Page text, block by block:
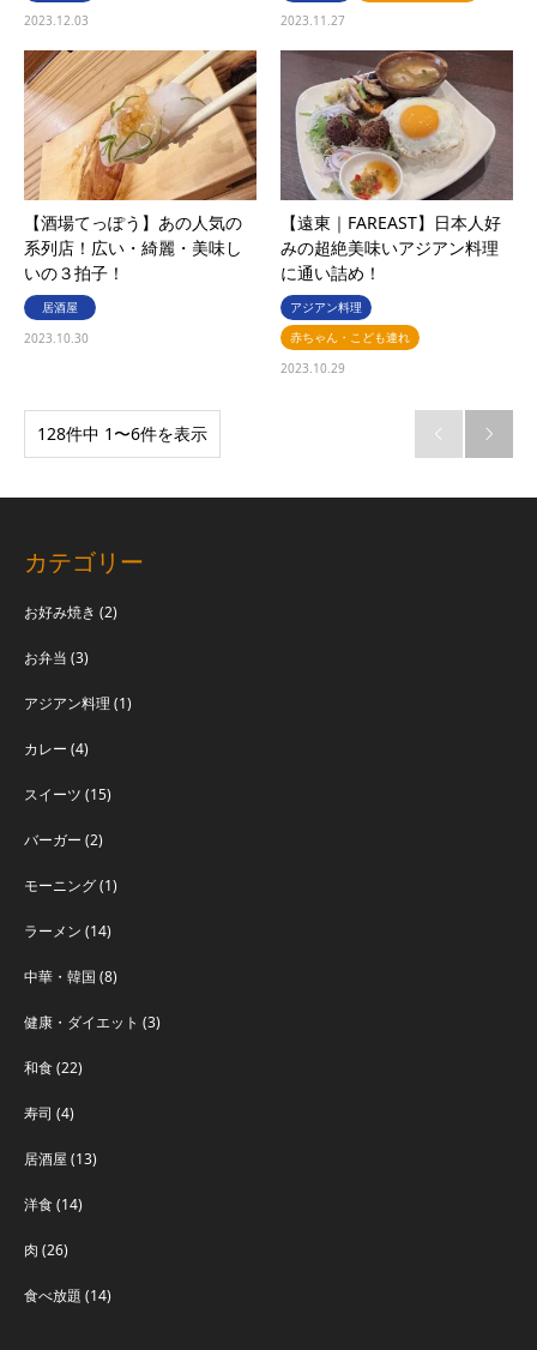
2023.12.03
2023.11.27
【酒場てっぽう】あの人気の
系列店！広い・綺麗・美味し
いの３拍子！
居酒屋
2023.10.30
【遠東｜FAREAST】日本人好
みの超絶美味いアジアン料理
に通い詰め！
アジアン料理
赤ちゃん・こども連れ
2023.10.29
128件中 1〜6件を表示  
カテゴリー
お好み焼き (2)
お弁当 (3)
アジアン料理 (1)
カレー (4)
スイーツ (15)
バーガー (2)
モーニング(1)
ラーメン (14)
中華・韓国 (8)
健康・ダイエット (3)
和食(22)
寿司 (4)
居酒屋 (13)
洋食(14)
肉 (26)
食べ放題 (14)